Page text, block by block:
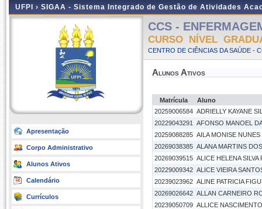
UFPI › SIGAA - Sistema Integrado de Gestão de Atividades
Apresentação
Corpo Administrativo
Alunos Ativos
Calendário
Currículos
CCS -
CURSO NÍVEL
CENTRO DE CIÊNCIAS DA SAÚDE -
Alunos Ativos
Matrícula
Aluno
20259006584 ADRIELLY KAYANE
20229043291
AFONSO MANOEL
20259088285 AILA MONISE
20269038385 ALANA MARTINS
20269039515 ALICE HELENA SILVA
20229009342 ALICE VIEIRA
20239023962 ALINE PATRICIA
20269026642 ALLAN CARNEIRO
20239050709 ALLICE